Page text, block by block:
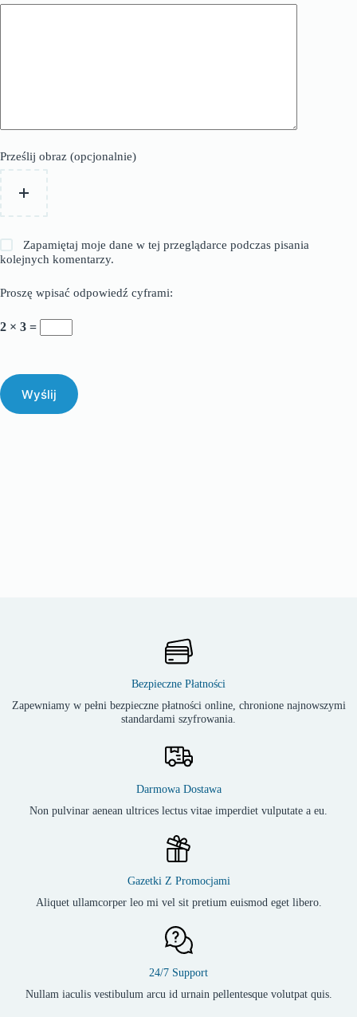
Prześlij obraz (opcjonalnie)
Zapamiętaj moje dane w tej przeglądarce podczas pisania
kolejnych komentarzy.
Proszę wpisać odpowiedź cyframi:
2 × 3 =
Wyślij
Bezpieczne Płatności
Zapewniamy w pełni bezpieczne płatności online, chronione najnowszymi
standardami szyfrowania.
Darmowa Dostawa
Non pulvinar aenean ultrices lectus vitae imperdiet vulputate a eu.
Gazetki Z Promocjami
Aliquet ullamcorper leo mi vel sit pretium euismod eget libero.
24/7 Support
Nullam iaculis vestibulum arcu id urnain pellentesque volutpat quis.